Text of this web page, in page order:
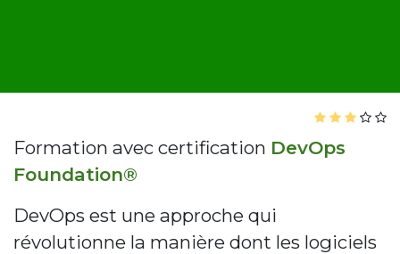
Formation avec certification DevOps
Foundation®
DevOps est une approche qui
révolutionne la manière dont les logiciels